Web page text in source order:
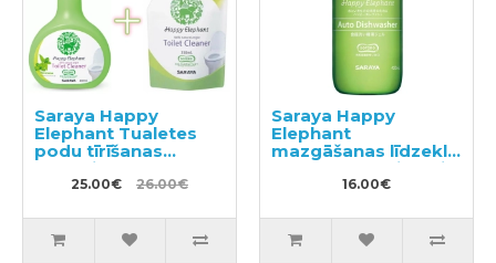
Saraya Happy
Elephant Tualetes
podu tīrīšanas
līdzeklis 400ml +
pildviela 350ml
25.00€ 26.00€
Saraya Happy
Elephant
mazgāšanas līdzeklis
trauku mazgājamai
mašīnai 420ml
16.00€